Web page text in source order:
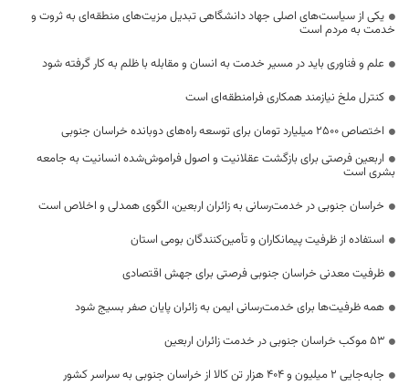
یکی از سیاست‌های اصلی جهاد دانشگاهی تبدیل مزیت‌های منطقه‌ای به ثروت و
خدمت به مردم است
علم و فناوری باید در مسیر خدمت به انسان و مقابله با ظلم به کار گرفته شود
کنترل ملخ نیازمند همکاری فرامنطقه‌ای است
اختصاص 2500 میلیارد تومان برای توسعه راه‌های دوبانده خراسان جنوبی
اربعین فرصتی برای بازگشت عقلانیت و اصول فراموش‌شده انسانیت به جامعه
بشری است
خراسان جنوبی در خدمت‌رسانی به زائران اربعین، الگوی همدلی و اخلاص است
استفاده از ظرفیت پیمانکاران و تأمین‌کنندگان بومی استان
ظرفیت معدنی خراسان جنوبی فرصتی برای جهش اقتصادی
همه ظرفیت‌ها برای خدمت‌رسانی ایمن به زائران پایان صفر بسیج شود
53 موکب خراسان جنوبی در خدمت زائران اربعین
جابه‌جایی 2 میلیون و 404 هزار تن کالا از خراسان جنوبی به سراسر کشور